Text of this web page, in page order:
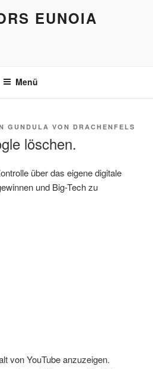
EUNOIA
Menü
GUNDULA VON DRACHENFELS
löschen.
über das eigene digitale
und Big-Tech zu
von YouTube anzuzeigen.